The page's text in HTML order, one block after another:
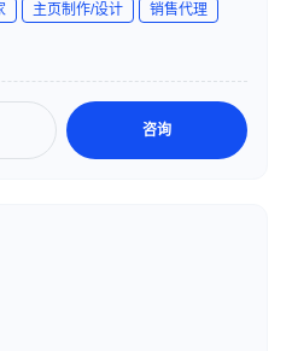
わる“場”と“時間”のデザイン
主页制作/设计
销售代理
咨询